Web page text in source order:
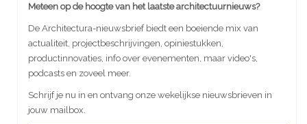
Meteen op de hoogte van het laatste architectuurnieuws?
De Architectura-nieuwsbrief biedt een boeiende mix van
actualiteit, projectbeschrijvingen, opiniestukken,
productinnovaties, info over evenementen, maar video's,
podcasts en zoveel meer.
Schrijf je nu in en ontvang onze wekelijkse nieuwsbrieven in
jouw mailbox.